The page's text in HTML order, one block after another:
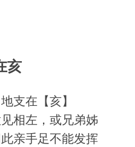
亥
支在【亥】
相左，或兄弟姊
亲手足不能发挥